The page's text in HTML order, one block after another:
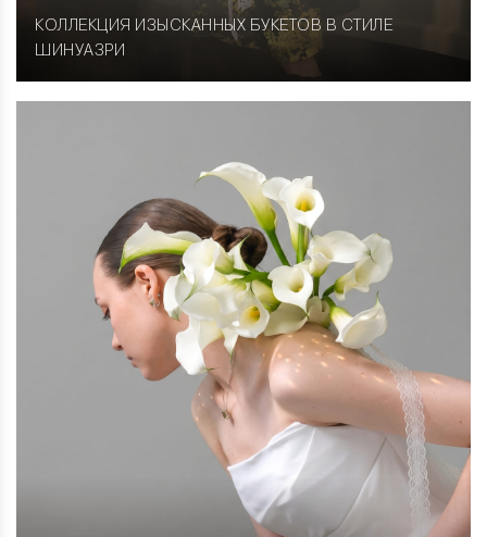
КОЛЛЕКЦИЯ ИЗЫСКАННЫХ БУКЕТОВ В СТИЛЕ
ШИНУАЗРИ